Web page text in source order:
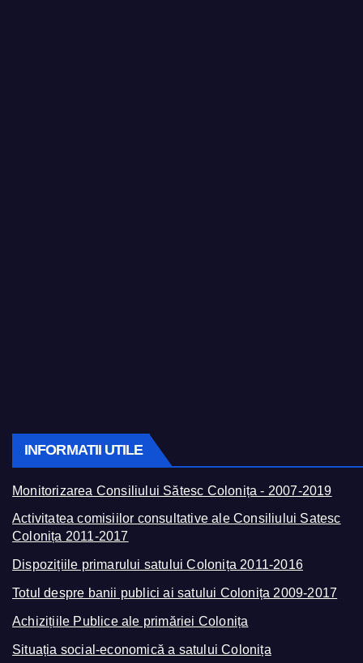
INFORMATII UTILE
Monitorizarea Consiliului Sătesc Colonița - 2007-2019
Activitatea comisiilor consultative ale Consiliului Satesc
Colonița 2011-2017
Dispozițiile primarului satului Colonița 2011-2016
Totul despre banii publici ai satului Colonița 2009-2017
Achizițiile Publice ale primăriei Colonița
Situația social-economică a satului Colonița